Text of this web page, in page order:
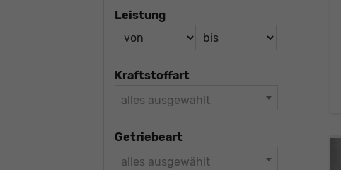
Leistung
Kraftstoffart
alles ausgewählt
Getriebeart
alles ausgewählt